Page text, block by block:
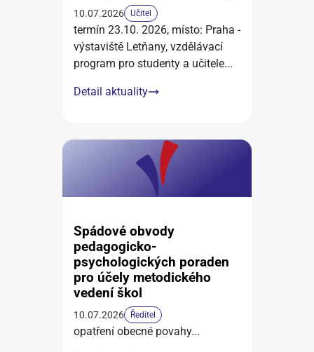
10.07.2026 Učitel
termín 23.10. 2026, místo: Praha -
výstaviště Letňany, vzdělávací
program pro studenty a učitele...
Detail aktuality
Spádové obvody
pedagogicko-
psychologických poraden
pro účely metodického
vedení škol
10.07.2026 Ředitel
opatření obecné povahy...